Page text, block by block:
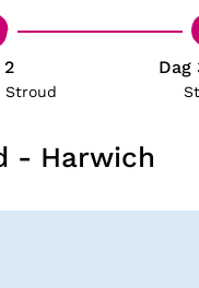
2
Stroud
- Harwich